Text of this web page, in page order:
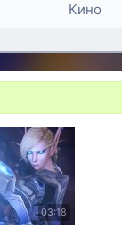
Кино
03:18